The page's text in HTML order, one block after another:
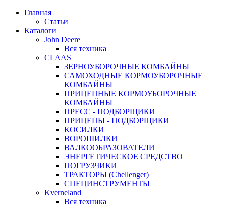
Главная
Статьи
Каталоги
John Deere
Вся техника
CLAAS
ЗЕРНОУБОРОЧНЫЕ КОМБАЙНЫ
САМОХОДНЫЕ КОРМОУБОРОЧНЫЕ
КОМБАЙНЫ
ПРИЦЕПНЫЕ КОРМОУБОРОЧНЫЕ
КОМБАЙНЫ
ПРЕСС - ПОДБОРЩИКИ
ПРИЦЕПЫ - ПОДБОРЩИКИ
КОСИЛКИ
ВОРОШИЛКИ
ВАЛКООБРАЗОВАТЕЛИ
ЭНЕРГЕТИЧЕСКОЕ СРЕДСТВО
ПОГРУЗЧИКИ
ТРАКТОРЫ (Chellenger)
СПЕЦИНСТРУМЕНТЫ
Kverneland
Вся техника